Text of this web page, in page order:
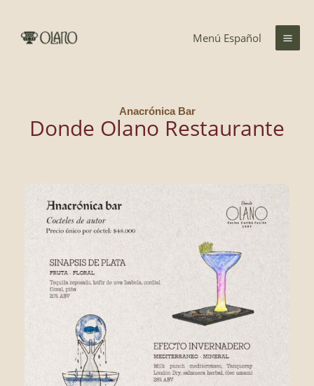
contenido
Menú Español
Anacrónica Bar
Donde Olano Restaurante